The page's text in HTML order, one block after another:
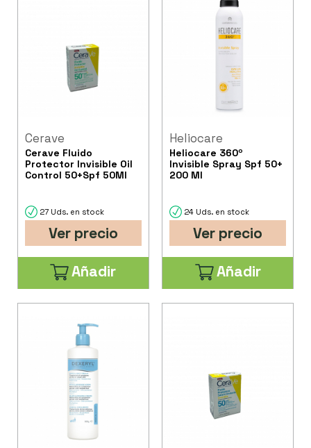
Cerave
Cerave Fluido
Protector Invisible Oil
Control 50+Spf 50Ml
27 Uds. en stock
Ver precio
Añadir
Heliocare
Heliocare 360º
Invisible Spray Spf 50+
200 Ml
24 Uds. en stock
Ver precio
Añadir